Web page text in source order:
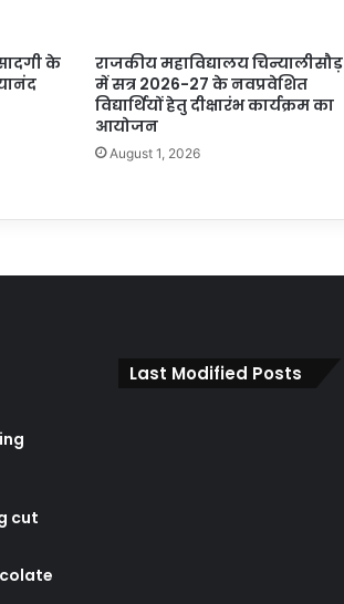
के
राजकीय महाविद्यालय चिन्यालीसौड़
में सत्र 2026-27 के नवप्रवेशित
विद्यार्थियों हेतु दीक्षारंभ कार्यक्रम का
आयोजन
August 1, 2026
cut
Last Modified Posts